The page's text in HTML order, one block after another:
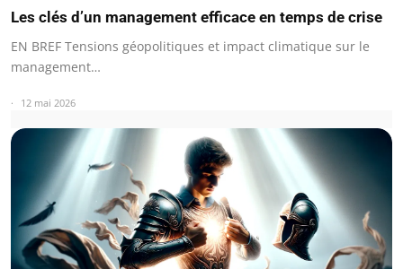
Les clés d’un management efficace en temps de crise
EN BREF Tensions géopolitiques et impact climatique sur le
management…
12 mai 2026